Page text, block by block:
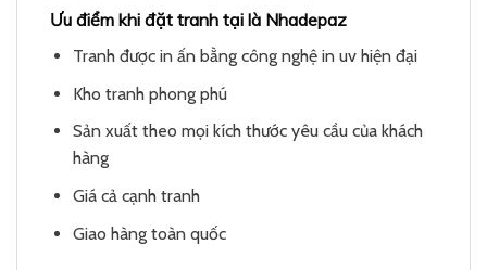
Ưu điểm khi đặt tranh tại là Nhadepaz
Tranh được in ấn bằng công nghệ in uv hiện đại
Kho tranh phong phú
Sản xuất theo mọi kích thước yêu cầu của khách
hàng
Giá cả cạnh tranh
Giao hàng toàn quốc